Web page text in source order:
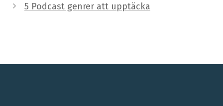
5 Podcast genrer att upptäcka